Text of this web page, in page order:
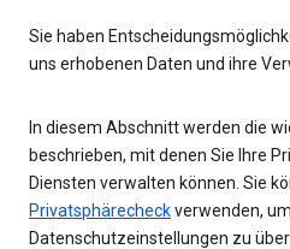
Sie haben
uns erhobenen Daten und ihre
In diesem Abschnitt werden die
beschrieben, mit denen Sie Ihre
Diensten verwalten können. Sie
Privatsphärecheckverwenden,
Datenschutzeinstellungen zu